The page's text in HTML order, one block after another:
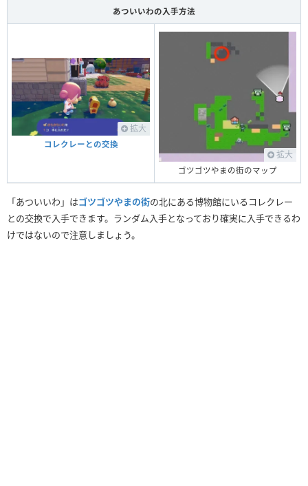
あついいわの入手方法
拡大
コレクレーとの交換
拡大
ゴツゴツやまの街のマップ
「あついいわ」はゴツゴツやまの街の北にある博物館にいるコレクレー
との交換で入手できます。ランダム入手となっており確実に入手できるわ
けではないので注意しましょう。